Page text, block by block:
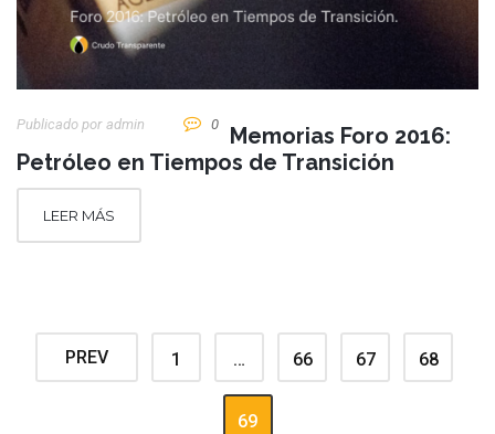
Publicado por Admin 0
Memorias Foro 2016:
Petróleo en Tiempos de Transición
LEER MÁS
PREV 1 … 66 67 68
69